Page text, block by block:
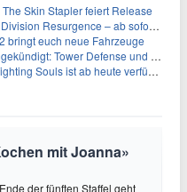
Skin Stapler feiert Release
Resurgence – ab sofort für euch verfügbar
bringt euch neue Fahrzeuge
Defense und Deckbuilding Kombo kehrt zurück
Souls ist ab heute verfügbar
mit Joanna»
der fünften Staffel geht